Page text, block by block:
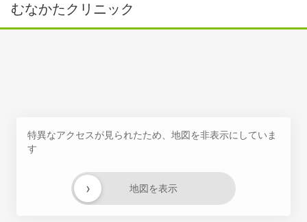
むなかたクリニック
特異なアクセスが見られたため、地図を非表示にしていま
す
地図を表示
›